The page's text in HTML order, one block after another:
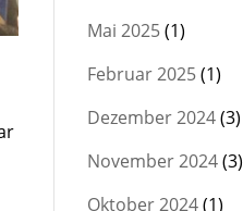
Mai 2025(1)
Februar 2025(1)
Dezember 2024(3)
November 2024(3)
Oktober 2024(1)